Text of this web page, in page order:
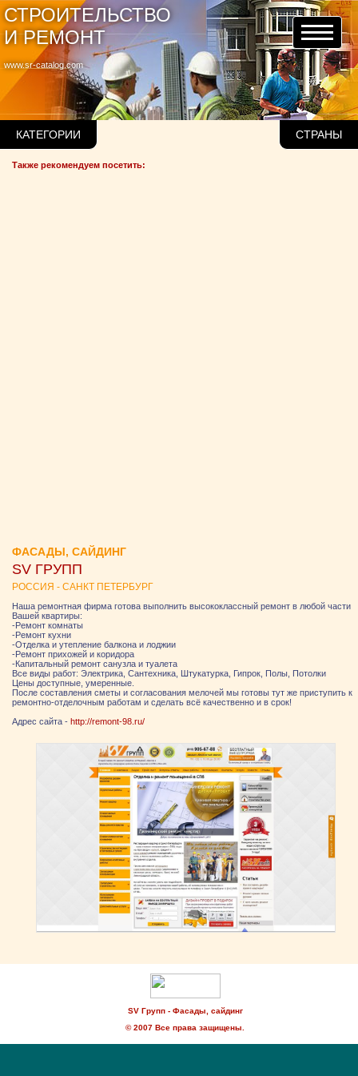
www.sr-catalog.com
СТРОИТЕЛЬСТВО
И РЕМОНТ
КАТЕГОРИИ СТРАНЫ
Также рекомендуем посетить:
ФАСАДЫ, САЙДИНГ
SV ГРУПП
РОССИЯ - САНКТ ПЕТЕРБУРГ
Наша ремонтная фирма готова выполнить высококлассный ремонт в любой части
Вашей квартиры:
-Ремонт комнаты
-Ремонт кухни
-Отделка и утепление балкона и лоджии
-Ремонт прихожей и коридора
-Капитальный ремонт санузла и туалета
Все виды работ: Электрика, Сантехника, Штукатурка, Гипрок, Полы, Потолки
Цены доступные, умеренные.
После составления сметы и согласования мелочей мы готовы тут же приступить к
ремонтно-отделочным работам и сделать всё качественно и в срок!
Адрес сайта - http://remont-98.ru/
SV Групп - Фасады, сайдинг
© 2007 Все права защищены.